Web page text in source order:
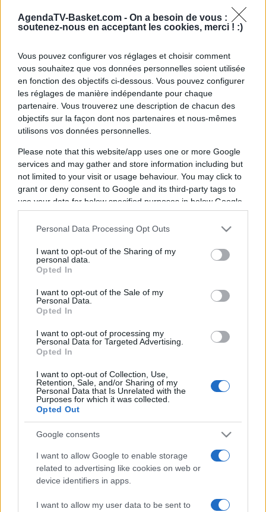
AgendaTV-Basket.com - On a besoin de vous :
soutenez-nous en acceptant les cookies, merci ! :)
Vous pouvez configurer vos réglages et choisir comment
vous souhaitez que vos données personnelles soient utilisée
en fonction des objectifs ci-dessous. Vous pouvez configurer
les réglages de manière indépendante pour chaque
partenaire. Vous trouverez une description de chacun des
objectifs sur la façon dont nos partenaires et nous-mêmes
utilisons vos données personnelles.
Please note that this website/app uses one or more Google
services and may gather and store information including but
not limited to your visit or usage behaviour. You may click to
grant or deny consent to Google and its third-party tags to
use your data for below specified purposes in below Google
consent section.
Personal Data Processing Opt Outs
I want to opt-out of the Sharing of my
personal data.
Opted In
I want to opt-out of the Sale of my
Personal Data.
Opted In
I want to opt-out of processing my
Personal Data for Targeted Advertising.
Opted In
I want to opt-out of Collection, Use,
Retention, Sale, and/or Sharing of my
Personal Data that Is Unrelated with the
Purposes for which it was collected.
Opted Out
Google consents
I want to allow Google to enable storage
related to advertising like cookies on web or
device identifiers in apps.
I want to allow my user data to be sent to
Vendredi 07 novembre 2025
20h30
Barcelone
La diffusion du match de basket entre les
équipesBarcelone(équipe fondée en 1926) et
Real Madrid(équipe fondée en 1931) aura lieu
vendredi 07 novembre 2025 à 20h30 . Cette
rencontre deEuroleaguesera diffusée à la